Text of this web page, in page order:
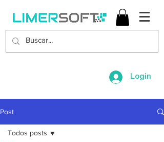
Login
Post
Todos posts